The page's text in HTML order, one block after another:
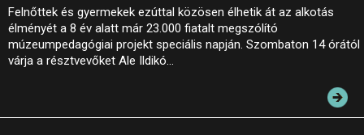
Felnőttek és gyermekek ezúttal közösen élhetik át az alkotás
élményét a 8 év alatt már 23.000 fiatalt megszólító
múzeumpedagógiai projekt speciális napján. Szombaton 14 órától
várja a résztvevőket Ale Ildikó…